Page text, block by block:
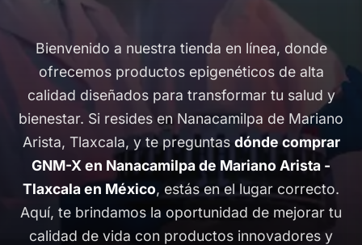
Bienvenido a nuestra tienda en línea, donde
ofrecemos productos epigenéticos de alta
calidad diseñados para transformar tu salud y
bienestar. Si resides en Nanacamilpa de Mariano
Arista, Tlaxcala, y te preguntas dónde comprar
GNM-X en Nanacamilpa de Mariano Arista -
Tlaxcala en México, estás en el lugar correcto.
Aquí, te brindamos la oportunidad de mejorar tu
calidad de vida con productos innovadores y